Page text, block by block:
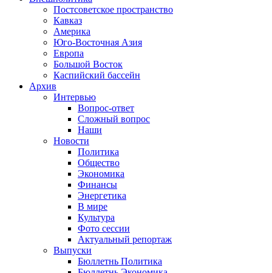
Постсоветское пространство
Кавказ
Америка
Юго-Восточная Азия
Европа
Большой Восток
Каспийский бассейн
Архив
Интервью
Вопрос-ответ
Сложный вопрос
Наши
Новости
Политика
Общество
Экономика
Финансы
Энергетика
В мире
Культура
Фото сессии
Актуальный репортаж
Выпуски
Бюллетнь Политика